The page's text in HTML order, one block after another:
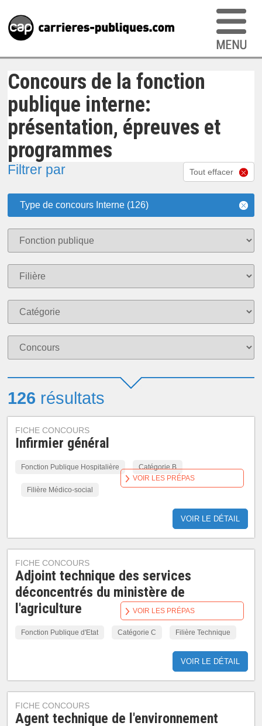
Concours de la fonction
publique interne:
présentation, épreuves et
programmes
Filtrer par Tout effacer
Type de concours Interne (126)
126 résultats
FICHE CONCOURS
Infirmier général
Fonction Publique Hospitalière Catégorie B
Filière Médico-social
VOIR LE DÉTAIL
VOIR LES PRÉPAS
FICHE CONCOURS
Adjoint technique des services
déconcentrés du ministère de
l'agriculture
Fonction Publique d'Etat Catégorie C Filière Technique
VOIR LE DÉTAIL
VOIR LES PRÉPAS
FICHE CONCOURS
Agent technique de l'environnement